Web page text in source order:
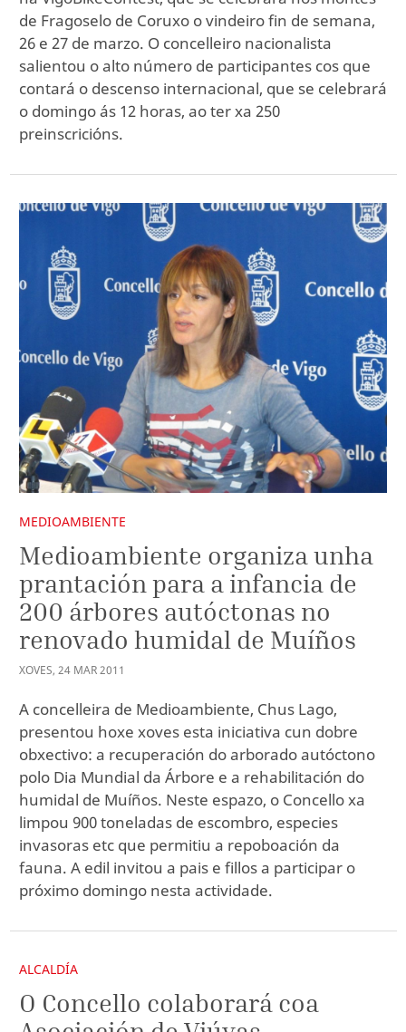
de Fragoselo de Coruxo o vindeiro fin de semana,
26 e 27 de marzo. O concelleiro nacionalista
salientou o alto número de participantes cos que
contará o descenso internacional, que se celebrará
o domingo ás 12 horas, ao ter xa 250
preinscricións.
MEDIOAMBIENTE
Medioambiente organiza unha
prantación para a infancia de
200 árbores autóctonas no
renovado humidal de Muíños
XOVES, 24 MAR2011
A concelleira de Medioambiente, Chus Lago,
presentou hoxe xoves esta iniciativa cun dobre
obxectivo: a recuperación do arborado autóctono
polo Dia Mundial da Árbore e a rehabilitación do
humidal de Muíños. Neste espazo, o Concello xa
limpou 900 toneladas de escombro, especies
invasoras etc que permitiu a repoboación da
fauna. A edil invitou a pais e fillos a participar o
próximo domingo nesta actividade.
ALCALDÍA
O Concello colaborará coa